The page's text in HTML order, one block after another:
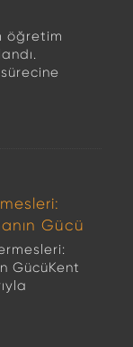
öğretim
Gücü
GücüKent